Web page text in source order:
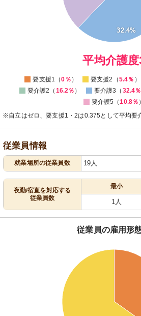
32.4%
0
平均介護
要支援1（0％ ） 要支援2（5.4％ ）
要介護2（ 16.2％ ） 要介護3（ 32.4％
要介護5（10.8％ ）
※自立はゼロ、要支援1・2は0.375として平均要
従業員情報
就業場所の従業員数 19人
夜勤/宿直を対応する
従業員数
最小
1人
従業員の雇用形